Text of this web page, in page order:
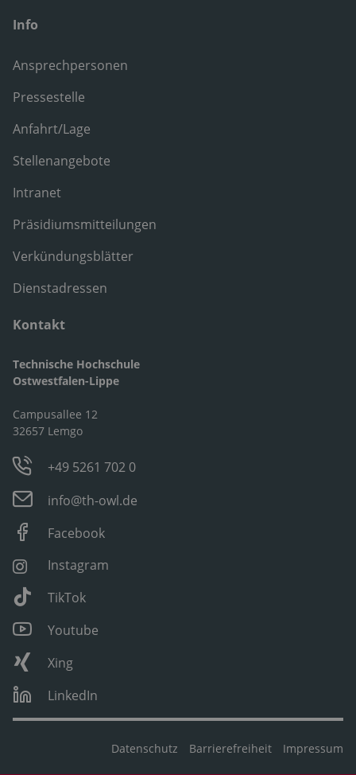
Info
Ansprechpersonen
Pressestelle
Anfahrt/Lage
Stellenangebote
Intranet
Präsidiumsmitteilungen
Verkündungsblätter
Dienstadressen
Kontakt
Technische Hochschule
Ostwestfalen-Lippe
Campusallee 12
32657 Lemgo
+49 5261 702 0
info@th-owl.de
Facebook
Instagram
TikTok
Youtube
Xing
LinkedIn
Datenschutz Barrierefreiheit Impressum